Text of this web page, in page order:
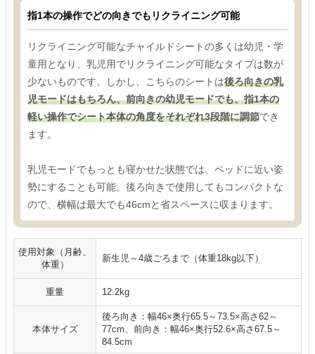
指1本の操作でどの向きでもリクライニング可能
リクライニング可能なチャイルドシートの多くは幼児・学
童用となり、乳児用でリクライニング可能なタイプは数が
少ないものです。しかし、こちらのシートは後ろ向きの乳
児モードはもちろん、前向きの幼児モードでも、指1本の
軽い操作でシート本体の角度をそれぞれ3段階に調節でき
ます。
乳児モードでもっとも寝かせた状態では、ベッドに近い姿
勢にすることも可能。後ろ向きで使用してもコンパクトな
ので、横幅は最大でも46cmと省スペースに収まります。
使用対象（月齢、
体重）
新生児～4歳ごろまで（体重18kg以下）
重量 12.2kg
本体サイズ
後ろ向き：幅46×奥行65.5～73.5×高さ62～
77cm、前向き：幅46×奥行52.6×高さ67.5～
84.5cm